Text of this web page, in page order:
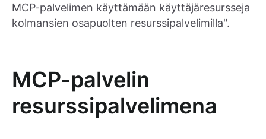
MCP-palvelimen käyttämään käyttäjäresursseja
kolmansien osapuolten resurssipalvelimilla".
MCP-palvelin
resurssipalvelimena